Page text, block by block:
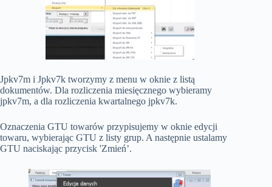
Jpkv7m i Jpkv7k tworzymy z menu w oknie z listą
dokumentów. Dla rozliczenia miesięcznego wybieramy
jpkv7m, a dla rozliczenia kwartalnego jpkv7k.
Oznaczenia GTU towarów przypisujemy w oknie edycji
towaru, wybierając GTU z listy grup. A następnie ustalamy
GTU naciskając przycisk 'Zmień’.